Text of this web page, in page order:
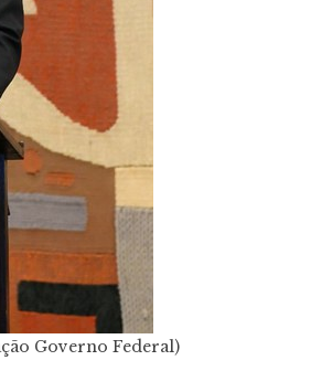
Governo Federal)